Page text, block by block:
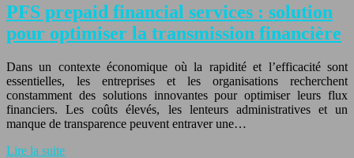
PFS prepaid financial services : solution
pour optimiser la transmission financière
Dans un contexte économique où la rapidité et l’efficacité sont
essentielles, les entreprises et les organisations recherchent
constamment des solutions innovantes pour optimiser leurs flux
financiers. Les coûts élevés, les lenteurs administratives et un
manque de transparence peuvent entraver une…
Lire la suite